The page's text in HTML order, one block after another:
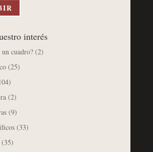
interés
cuadro?(2)
(25)
(2)
(9)
(33)